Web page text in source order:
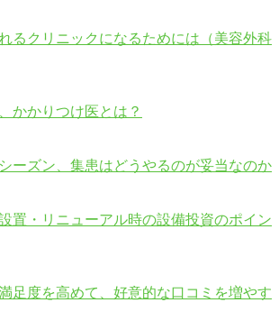
るクリニックになるためには（美容外科
かかりつけ医とは？
ーズン、集患はどうやるのが妥当なのか
置・リニューアル時の設備投資のポイン
足度を高めて、好意的な口コミを増やす